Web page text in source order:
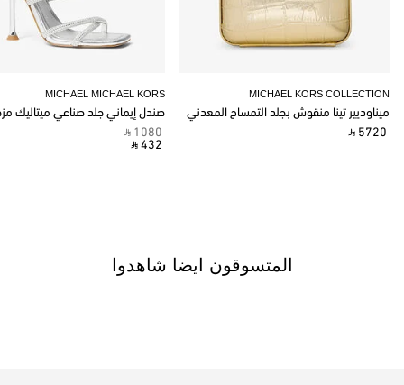
MICHAEL MICHAEL KORS
صندل إيماني جلد صناعي ميتاليك
‎ ⃁ 1080 ‎
‎ ⃁ 432 ‎
MICHAEL KORS COLLECTION
ميناوديير تينا منقوش بجلد التمساح المعدني
‎ ⃁ 5720 ‎
المتسوقون ايضا شاهدوا